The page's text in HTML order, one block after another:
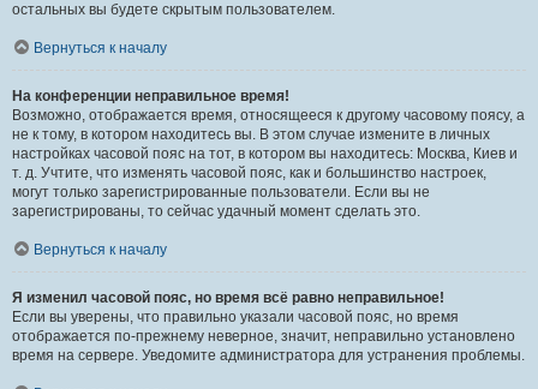
остальных вы будете скрытым пользователем.
Вернуться к началу
На конференции неправильное время!
Возможно, отображается время, относящееся к другому часовому поясу, а
не к тому, в котором находитесь вы. В этом случае измените в личных
настройках часовой пояс на тот, в котором вы находитесь: Москва, Киев и
т. д. Учтите, что изменять часовой пояс, как и большинство настроек,
могут только зарегистрированные пользователи. Если вы не
зарегистрированы, то сейчас удачный момент сделать это.
Вернуться к началу
Я изменил часовой пояс, но время всё равно неправильное!
Если вы уверены, что правильно указали часовой пояс, но время
отображается по-прежнему неверное, значит, неправильно установлено
время на сервере. Уведомите администратора для устранения проблемы.